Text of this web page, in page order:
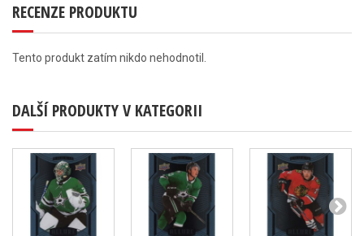
RECENZE PRODUKTU
Tento produkt zatím nikdo nehodnotil.
DALŠÍ PRODUKTY V KATEGORII